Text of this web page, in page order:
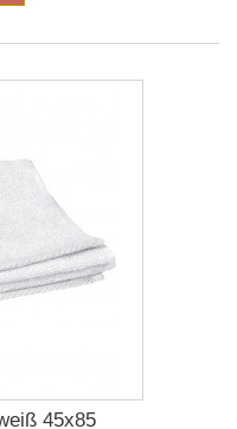
45x85